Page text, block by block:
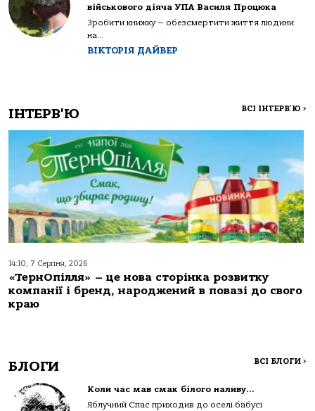
військового діяча УПА Василя Процюка
Зробити книжку — обезсмертити життя людини
на...
ВІКТОРІЯ ДАЙВЕР
ІНТЕРВ'Ю ВСІ ІНТЕРВ'Ю >
14:10, 7 Серпня, 2026
«ТернОпілля» – це нова сторінка розвитку
компанії і бренд, народжений в повазі до свого
краю
БЛОГИ ВСІ БЛОГИ >
Коли час мав смак білого наливу…
Яблучний Спас приходив до оселі бабусі